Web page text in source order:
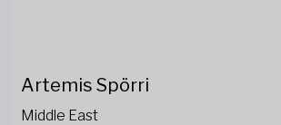
Artemis Spörri
Middle East